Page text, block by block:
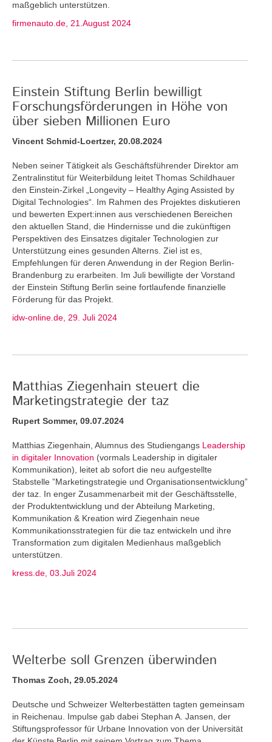
maßgeblich unterstützen.
firmenauto.de, 21.August 2024
Einstein Stiftung Berlin bewilligt
Forschungsförderungen in Höhe von
über sieben Millionen Euro
Vincent Schmid-Loertzer, 20.08.2024
Neben seiner Tätigkeit als Geschäftsführender Direktor am
Zentralinstitut für Weiterbildung leitet Thomas Schildhauer
den Einstein-Zirkel „Longevity – Healthy Aging Assisted by
Digital Technologies“. Im Rahmen des Projektes diskutieren
und bewerten Expert:innen aus verschiedenen Bereichen
den aktuellen Stand, die Hindernisse und die zukünftigen
Perspektiven des Einsatzes digitaler Technologien zur
Unterstützung eines gesunden Alterns. Ziel ist es,
Empfehlungen für deren Anwendung in der Region Berlin-
Brandenburg zu erarbeiten. Im Juli bewilligte der Vorstand
der Einstein Stiftung Berlin seine fortlaufende finanzielle
Förderung für das Projekt.
idw-online.de, 29. Juli 2024
Matthias Ziegenhain steuert die
Marketingstrategie der taz
Rupert Sommer, 09.07.2024
Matthias Ziegenhain, Alumnus des Studiengangs Leadership
in digitaler Innovation (vormals Leadership in digitaler
Kommunikation), leitet ab sofort die neu aufgestellte
Stabstelle ”Marketingstrategie und Organisationsentwicklung”
der taz. In enger Zusammenarbeit mit der Geschäftsstelle,
der Produktentwicklung und der Abteilung Marketing,
Kommunikation & Kreation wird Ziegenhain neue
Kommunikationsstrategien für die taz entwickeln und ihre
Transformation zum digitalen Medienhaus maßgeblich
unterstützen.
kress.de, 03.Juli 2024
Welterbe soll Grenzen überwinden
Thomas Zoch, 29.05.2024
Deutsche und Schweizer Welterbestätten tagten gemeinsam
in Reichenau. Impulse gab dabei Stephan A. Jansen, der
Stiftungsprofessor für Urbane Innovation von der Universität